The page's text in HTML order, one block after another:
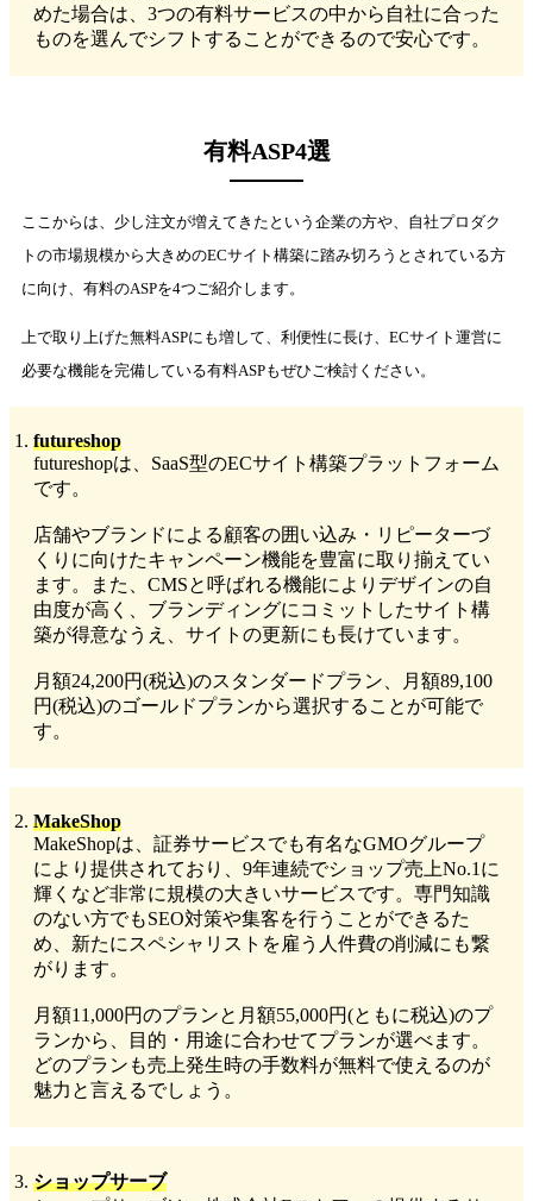
めた場合は、3つの有料サービスの中から自社に合った
ものを選んでシフトすることができるので安心です。
有料ASP4選
ここからは、少し注文が増えてきたという企業の方や、自社プロダク
トの市場規模から大きめのECサイト構築に踏み切ろうとされている方
に向け、有料のASPを4つご紹介します。
上で取り上げた無料ASPにも増して、利便性に長け、ECサイト運営に
必要な機能を完備している有料ASPもぜひご検討ください。
futureshop
futureshopは、SaaS型のECサイト構築プラットフォーム
です。
店舗やブランドによる顧客の囲い込み・リピーターづ
くりに向けたキャンペーン機能を豊富に取り揃えてい
ます。また、CMSと呼ばれる機能によりデザインの自
由度が高く、ブランディングにコミットしたサイト構
築が得意なうえ、サイトの更新にも長けています。
月額24,200円(税込)のスタンダードプラン、月額89,100
円(税込)のゴールドプランから選択することが可能で
す。
MakeShop
MakeShopは、証券サービスでも有名なGMOグループ
により提供されており、9年連続でショップ売上No.1に
輝くなど非常に規模の大きいサービスです。専門知識
のない方でもSEO対策や集客を行うことができるた
め、新たにスペシャリストを雇う人件費の削減にも繋
がります。
月額11,000円のプランと月額55,000円(ともに税込)のプ
ランから、目的・用途に合わせてプランが選べます。
どのプランも売上発生時の手数料が無料で使えるのが
魅力と言えるでしょう。
ショップサーブ